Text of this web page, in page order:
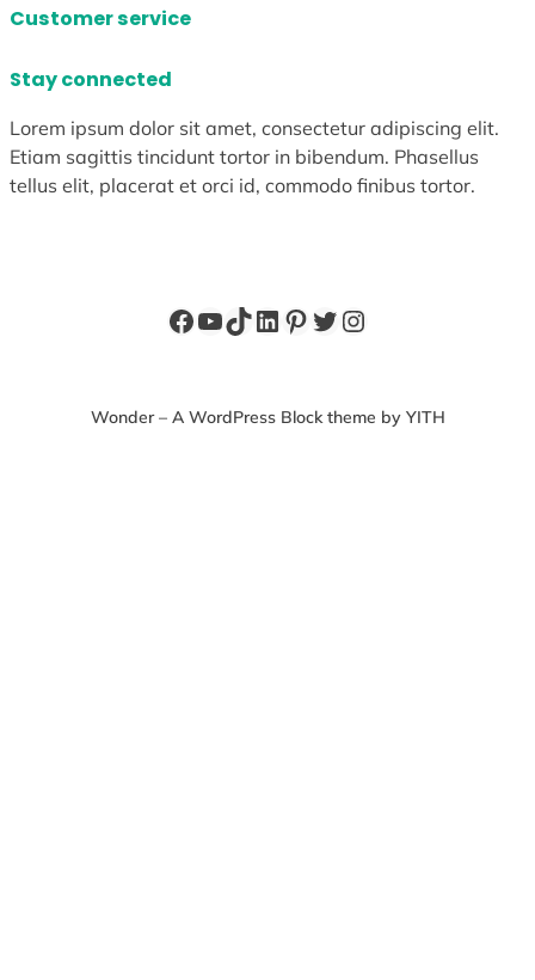
Customer service
Stay connected
Lorem ipsum dolor sit amet, consectetur adipiscing elit.
Etiam sagittis tincidunt tortor in bibendum. Phasellus
tellus elit, placerat et orci id, commodo finibus tortor.
Facebook
YouTube
TikTok
LinkedIn
Pinterest
X Instagram
Wonder – A WordPress Block theme by YITH